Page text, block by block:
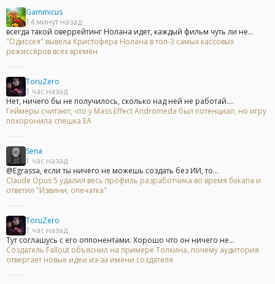
Gammicus
14 минут назад
всегда такой оверрейтинг Нолана идет, каждый фильм чуть ли не...
"Одиссея" вывела Кристофера Нолана в топ-3 самых кассовых
режиссёров всех времён
ToruZero
1 час назад
Нет, ничего бы не получилось, сколько над ней не работай....
Геймеры считают, что у Mass Effect Andromeda был потенциал, но игру
похоронила спешка EA
Sena
1 час назад
@Egrassa, если ты ничего не можешь создать без ИИ, то...
Claude Opus 5 удалил весь профиль разработчика во время бэкапа и
ответил "Извини, опечатка"
ToruZero
1 час назад
Тут соглашусь с его оппонентами. Хорошо что он ничего не...
Создатель Fallout объяснил на примере Толкина, почему аудитория
отвергает новые идеи из-за имени создателя